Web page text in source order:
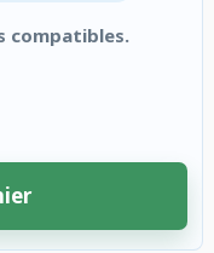
compatibles.